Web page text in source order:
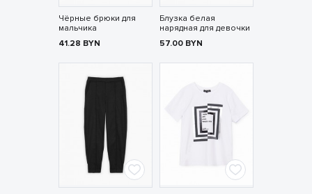
Чёрные брюки для
мальчика
41.28 BYN
Блузка белая
нарядная для девочки
57.00 BYN